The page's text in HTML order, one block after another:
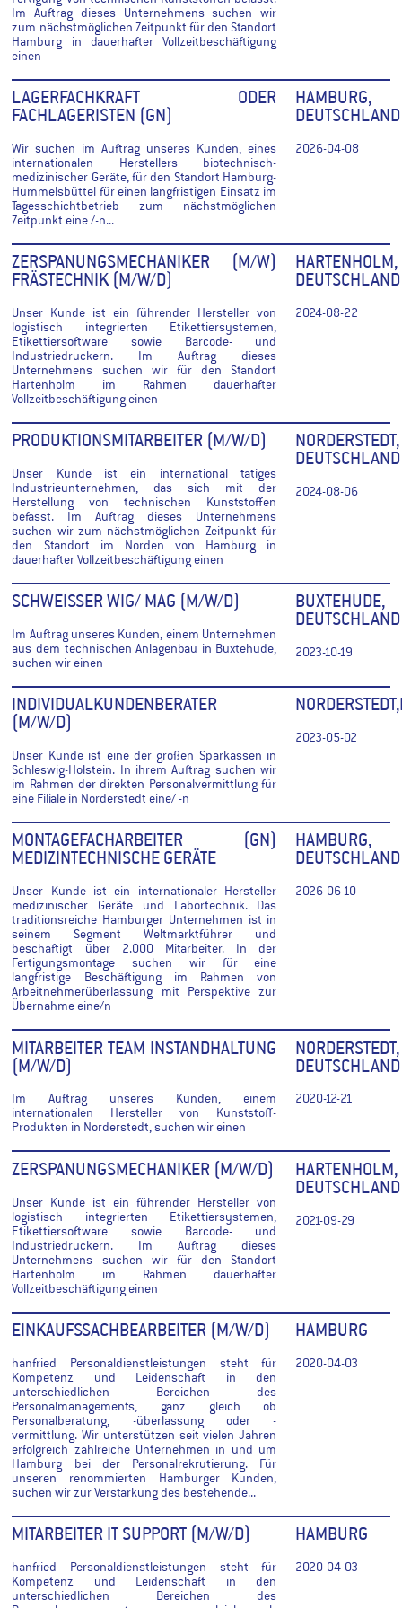
Im Auftrag dieses Unternehmens suchen wir
zum nächstmöglichen Zeitpunkt für den Standort
Hamburg in dauerhafter Vollzeitbeschäftigung
einen
LAGERFACHKRAFT ODER
FACHLAGERISTEN (GN)
Wir suchen im Auftrag unseres Kunden, eines
internationalen Herstellers biotechnisch-
medizinischer Geräte, für den Standort Hamburg-
Hummelsbüttel für einen langfristigen Einsatz im
Tagesschichtbetrieb zum nächstmöglichen
Zeitpunkt eine /-n...
HAMBURG,
DEUTSCHLAND
2026-04-08
ZERSPANUNGSMECHANIKER (M/W)
FRÄSTECHNIK (M/W/D)
Unser Kunde ist ein führender Hersteller von
logistisch integrierten Etikettiersystemen,
Etikettiersoftware sowie Barcode- und
Industriedruckern. Im Auftrag dieses
Unternehmens suchen wir für den Standort
Hartenholm im Rahmen dauerhafter
Vollzeitbeschäftigung einen
HARTENHOLM,
DEUTSCHLAND
2024-08-22
PRODUKTIONSMITARBEITER (M/W/D)
Unser Kunde ist ein international tätiges
Industrieunternehmen, das sich mit der
Herstellung von technischen Kunststoffen
befasst. Im Auftrag dieses Unternehmens
suchen wir zum nächstmöglichen Zeitpunkt für
den Standort im Norden von Hamburg in
dauerhafter Vollzeitbeschäftigung einen
NORDERSTEDT,
DEUTSCHLAND
2024-08-06
SCHWEISSER WIG/ MAG (M/W/D)
Im Auftrag unseres Kunden, einem Unternehmen
aus dem technischen Anlagenbau in Buxtehude,
suchen wir einen
BUXTEHUDE,
DEUTSCHLAND
2023-10-19
INDIVIDUALKUNDENBERATER
(M/W/D)
Unser Kunde ist eine der großen Sparkassen in
Schleswig-Holstein. In ihrem Auftrag suchen wir
im Rahmen der direkten Personalvermittlung für
eine Filiale in Norderstedt eine/ -n
2023-05-02
MONTAGEFACHARBEITER (GN)
MEDIZINTECHNISCHE GERÄTE
Unser Kunde ist ein internationaler Hersteller
medizinischer Geräte und Labortechnik. Das
traditionsreiche Hamburger Unternehmen ist in
seinem Segment Weltmarktführer und
beschäftigt über 2.000 Mitarbeiter. In der
Fertigungsmontage suchen wir für eine
langfristige Beschäftigung im Rahmen von
Arbeitnehmerüberlassung mit Perspektive zur
Übernahme eine/n
HAMBURG,
DEUTSCHLAND
2026-06-10
MITARBEITER TEAM INSTANDHALTUNG
(M/W/D)
Im Auftrag unseres Kunden, einem
internationalen Hersteller von Kunststoff-
Produkten in Norderstedt, suchen wir einen
NORDERSTEDT,
DEUTSCHLAND
2020-12-21
ZERSPANUNGSMECHANIKER (M/W/D)
Unser Kunde ist ein führender Hersteller von
logistisch integrierten Etikettiersystemen,
Etikettiersoftware sowie Barcode- und
Industriedruckern. Im Auftrag dieses
Unternehmens suchen wir für den Standort
Hartenholm im Rahmen dauerhafter
Vollzeitbeschäftigung einen
HARTENHOLM,
DEUTSCHLAND
2021-09-29
EINKAUFSSACHBEARBEITER (M/W/D)
hanfried Personaldienstleistungen steht für
Kompetenz und Leidenschaft in den
unterschiedlichen Bereichen des
Personalmanagements, ganz gleich ob
Personalberatung, -überlassung oder -
vermittlung. Wir unterstützen seit vielen Jahren
erfolgreich zahlreiche Unternehmen in und um
Hamburg bei der Personalrekrutierung. Für
unseren renommierten Hamburger Kunden,
suchen wir zur Verstärkung des bestehende...
HAMBURG
2020-04-03
MITARBEITER IT SUPPORT (M/W/D)
hanfried Personaldienstleistungen steht für
Kompetenz und Leidenschaft in den
unterschiedlichen Bereichen des
HAMBURG
2020-04-03